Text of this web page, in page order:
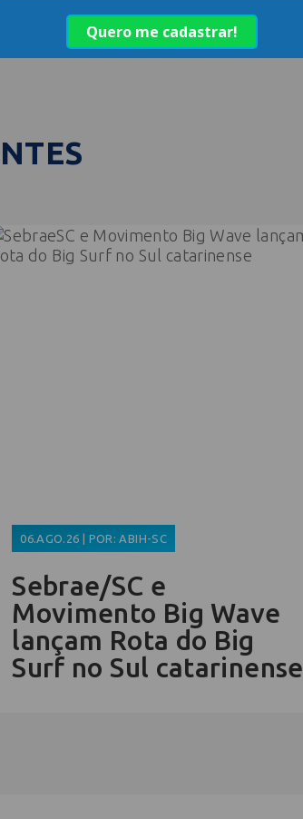
06.AGO.26 | POR: ABIH-SC
Sebrae/SC e
Movimento Big Wave
lançam Rota do Big
Surf no Sul catarinense